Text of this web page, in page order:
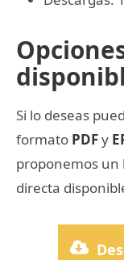
Si lo deseas
formato PDFy
proponemos un
directa